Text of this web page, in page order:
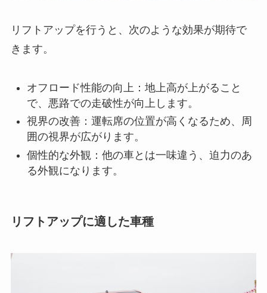
リフトアップを行うと、次のような効果が期待で
きます。
オフロード性能の向上：地上高が上がること
で、悪路での走破性が向上します。
視界の改善：運転席の位置が高くなるため、周
囲の視界が広がります。
個性的な外観：他の車とは一味違う、迫力のあ
る外観になります。
リフトアップに適した車種